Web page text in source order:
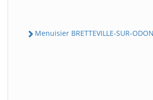
Menuisier BRETTEVILLE-SUR-ODON